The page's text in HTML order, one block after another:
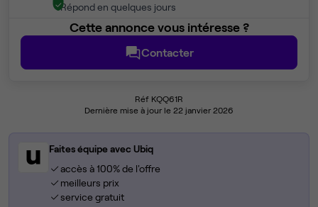
Répond en quelques jours
Cette annonce vous intéresse ?
Contacter
Réf KQQ61R
Dernière mise à jour le 22 janvier 2026
Faites équipe avec Ubiq
accès à 100% de l'offre
meilleurs prix
service gratuit